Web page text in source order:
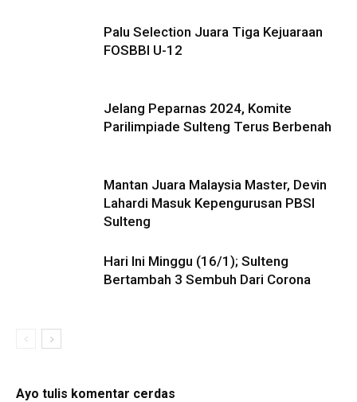
Palu Selection Juara Tiga Kejuaraan
FOSBBI U-12
Jelang Peparnas 2024, Komite
Parilimpiade Sulteng Terus Berbenah
Mantan Juara Malaysia Master, Devin
Lahardi Masuk Kepengurusan PBSI
Sulteng
Hari Ini Minggu (16/1); Sulteng
Bertambah 3 Sembuh Dari Corona
Ayo tulis komentar cerdas